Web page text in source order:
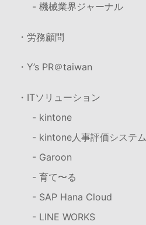
- 機械業界ジャーナル
・労務顧問
・Y’s PR＠taiwan
・ITソリューション
- kintone
- kintone人事評価システム
- Garoon
- 育て〜る
- SAP Hana Cloud
- LINE WORKS